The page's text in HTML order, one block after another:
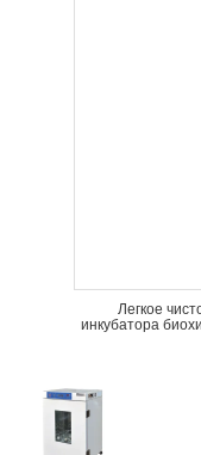
Легкое
инкубатора